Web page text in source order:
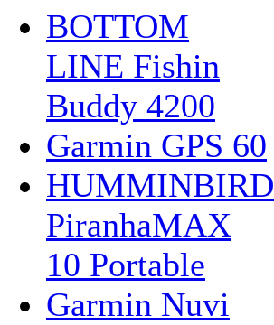
BOTTOM
LINE Fishin
Buddy 4200
Garmin GPS 60
HUMMINBIRD
PiranhaMAX
10 Portable
Garmin Nuvi